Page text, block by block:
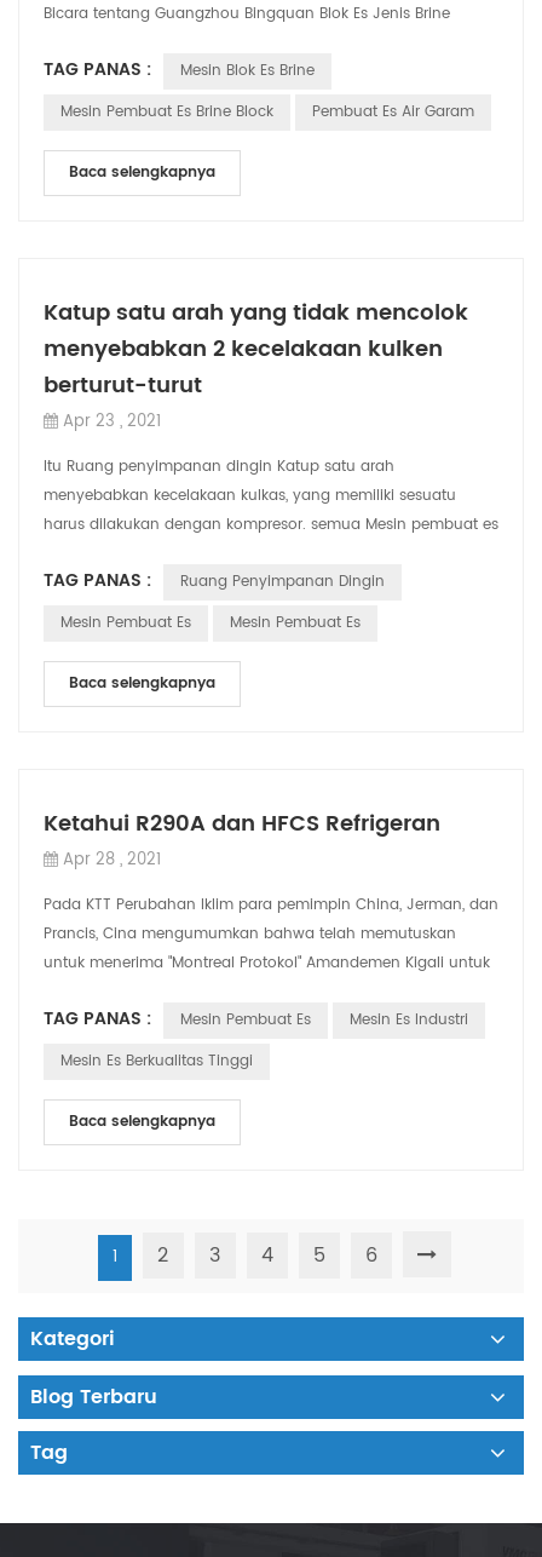
Bicara tentang Guangzhou Bingquan Blok Es Jenis Brine
TAG PANAS :
Mesin Blok Es Brine
Mesin Pembuat Es Brine Block
Pembuat Es Air Garam
Baca selengkapnya
Katup satu arah yang tidak mencolok
menyebabkan 2 kecelakaan kulken
berturut-turut
Apr 23 , 2021
Itu Ruang penyimpanan dingin Katup satu arah
menyebabkan kecelakaan kulkas, yang memiliki sesuatu
harus dilakukan dengan kompresor. semua Mesin pembuat es
TAG PANAS :
Ruang Penyimpanan Dingin
Mesin Pembuat Es
Mesin Pembuat Es
Baca selengkapnya
Ketahui R290A dan HFCS Refrigeran
Apr 28 , 2021
Pada KTT Perubahan Iklim para pemimpin China, Jerman, dan
Prancis, Cina mengumumkan bahwa telah memutuskan
untuk menerima "Montreal Protokol" Amandemen Kigali untuk
TAG PANAS : Mesin Pembuat Es
Mesin Es Industri
Mesin Es Berkualitas Tinggi
Baca selengkapnya
1 2 3 4 5 6
Kategori
Blog Terbaru
Tag